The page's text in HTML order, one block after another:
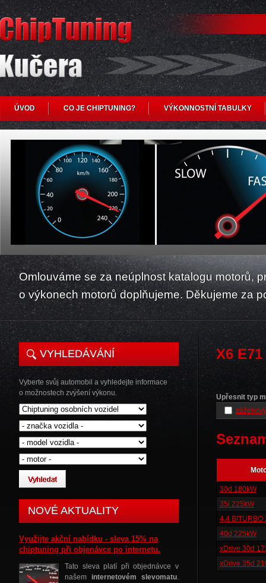
ÚVOD CO JE CHIPTUNING? VÝKONNOSTNÍ TABULKY
Omlouváme se za neúplnost katalogu motorů,
o výkonech motorů doplňujeme. Děkujeme za
VYHLEDÁVÁNÍ
Vyberte svůj automobil a vyhledejte informace
o možnostech zvýšení výkonu.
NOVÉ AKTUALITY
Využijte akční nabídku - sleva 15% na
chiptuning při objenávce po internetu.
Tato sleva platí při objednávce v
našem internetovém slevomatu.
X6 E71
Upřesnit typ
30d 180kW
35i 225kW
4,4 BITURBO
40d 225kW
xDrive 30d
xDrive 35d